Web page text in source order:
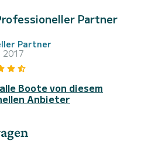
Partner
Partner
2017
Boote von diesem
Anbieter